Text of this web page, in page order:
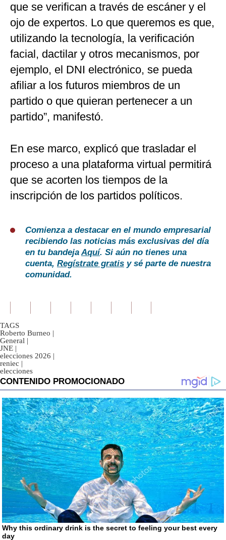
que se verifican a través de escáner y el
ojo de expertos. Lo que queremos es que,
utilizando la tecnología, la verificación
facial, dactilar y otros mecanismos, por
ejemplo, el DNI electrónico, se pueda
afiliar a los futuros miembros de un
partido o que quieran pertenecer a un
partido”, manifestó.
En ese marco, explicó que trasladar el
proceso a una plataforma virtual permitirá
que se acorten los tiempos de la
inscripción de los partidos políticos.
Comienza a destacar en el mundo empresarial
recibiendo las noticias más exclusivas del día
en tu bandejaAquí. Si aún no tienes una
cuenta, Regístrate gratis y sé parte de nuestra
comunidad.
TAGS
Roberto Burneo |
General |
JNE |
elecciones 2026 |
reniec |
elecciones